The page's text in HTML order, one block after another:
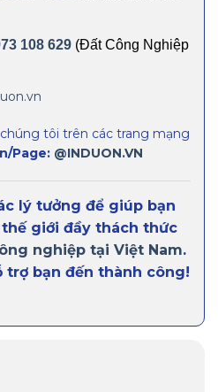
108 629 (Đất Công Nghiệp
tôi trên các trang mạng
Page: @INDUON.VN
lý tưởng để giúp bạn
giới đầy thách thức
nghiệp tại Việt Nam.
trợ bạn đến thành công!